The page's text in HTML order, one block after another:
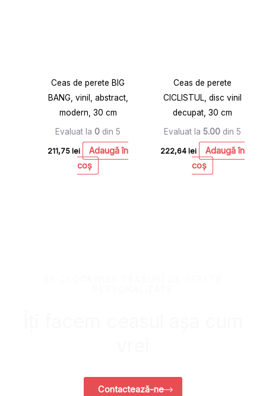
Ceas de perete BIG
BANG, vinil, abstract,
modern, 30 cm
Evaluat la 0 din 5
211,75 lei
Adaugă în
coș
Ceas de perete
CICLISTUL, disc vinil
decupat, 30 cm
Evaluat la 5.00din 5
222,64 lei
Adaugă în
coș
Contactează-ne